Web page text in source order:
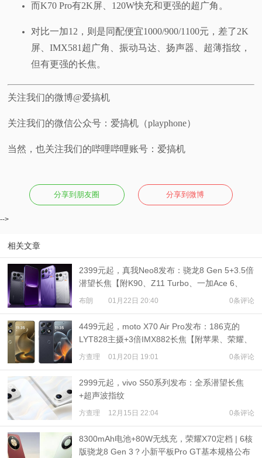
而K70 Pro有2K屏、120W快充和更强的超广角。
对比一加12，则是同配便宜1000/900/1100元，差了2K
屏、IMX581超广角、振动马达、扬声器、超薄指纹，
但有更强的长焦。
关注我们的微博@爱搞机
关注我们的微信公众号：爱搞机（playphone）
当然，也关注我们的哔哩哔哩账号：爱搞机
分享到朋友圈 分享到微博
-->
相关文章
2399元起，真我Neo8发布：骁龙8 Gen 5+3.5倍
潜望长焦【附K90、Z11 Turbo、一加Ace 6、
WIN RT对比】
布朗 01月22日 20:40 0条评论
4499元起，moto X70 Air Pro发布：186克的
LYT828主摄+3倍IMX882长焦【附苹果、荣耀、
三星Air机型对比】
方查理 01月20日 19:01 0条评论
2999元起，vivo S50系列发布：全系潜望长焦
+超声波指纹
方查理 12月15日 22:04 0条评论
8300mAh电池+80W无线充，荣耀X70定档 | 6核
版骁龙8 Gen 3？小新平板Pro GT基本规格公布